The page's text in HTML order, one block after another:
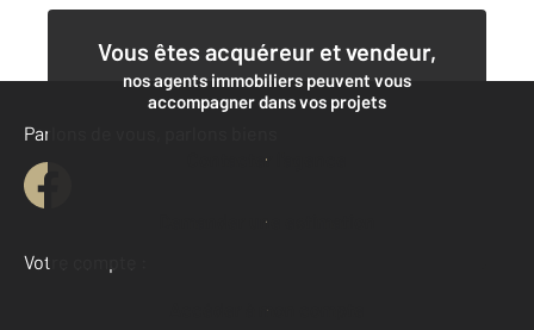
Vous êtes acquéreur et vendeur,
nos agents immobiliers peuvent vous
accompagner dans vos projets
Contacter l'agence
Demander une estimation
Parlons de vous, parlons biens
Votre compte :
Accéder à mon compte